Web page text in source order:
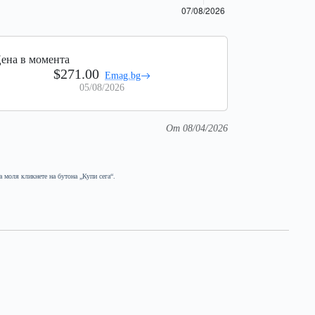
в момента
$271.00 Emag.bg
05/08/2026
От 08/04/2026
моля кликнете на бутона „Купи сега“.